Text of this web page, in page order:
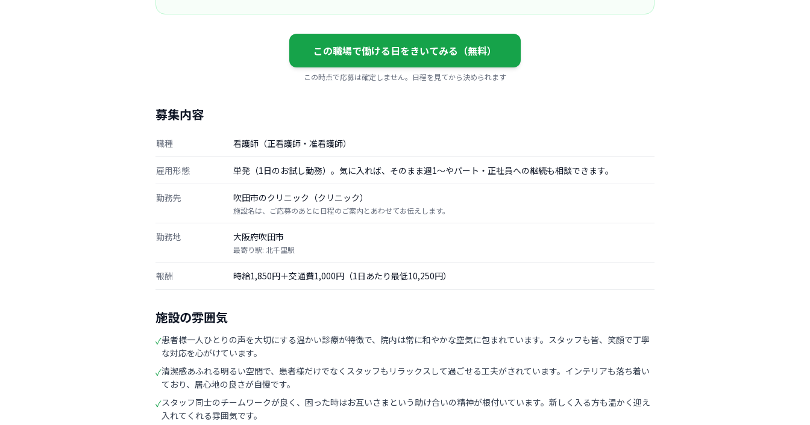
この職場で働ける日をきいてみる（無料）
この時点で応募は確定しません。日程を見てから決められます
募集内容
職種 看護師（正看護師・准看護師）
雇用形態 単発（1日のお試し勤務）。気に入れば、そのまま週1〜やパート・正社員への継続も相談できます。
勤務先 吹田市のクリニック（クリニック）
施設名は、ご応募のあとに日程のご案内とあわせてお伝えします。
勤務地 大阪府吹田市
最寄り駅: 北千里駅
報酬 時給1,850円＋交通費1,000円（1日あたり最低10,250円）
施設の雰囲気
✓患者様一人ひとりの声を大切にする温かい診療が特徴で、院内は常に和やかな空気に包まれています。スタッフも皆、笑顔で丁寧
な対応を心がけています。
✓清潔感あふれる明るい空間で、患者様だけでなくスタッフもリラックスして過ごせる工夫がされています。インテリアも落ち着い
ており、居心地の良さが自慢です。
✓スタッフ同士のチームワークが良く、困った時はお互いさまという助け合いの精神が根付いています。新しく入る方も温かく迎え
入れてくれる雰囲気です。